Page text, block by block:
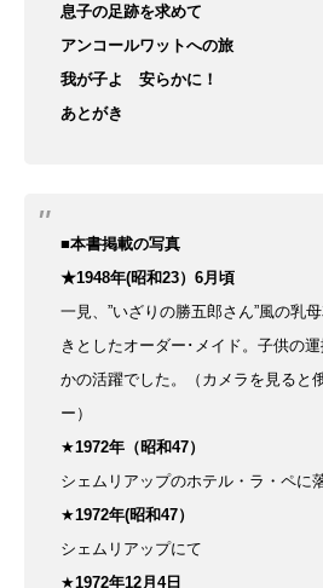
息子の足跡を求めて
アンコールワットへの旅
我が子よ 安らかに！
あとがき
■本書掲載の写真
★1948年(昭和23）6月頃
一見、”いざりの勝五郎さん”風の乳
きとしたオーダー･メイド。子供の
かの活躍でした。
（カメラを見ると
ー）
★1972年（昭和47）
シェムリアップのホテル・ラ・ペに
★1972年(昭和47）
シェムリアップにて
★1972年12月4日